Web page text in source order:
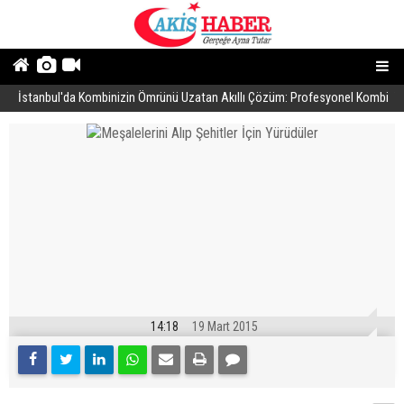
İstanbul'da Kombinizin Ömrünü Uzatan Akıllı Çözüm: Profesyonel Kombi
Tamiri Rehberi
14:18 19 Mart 2015